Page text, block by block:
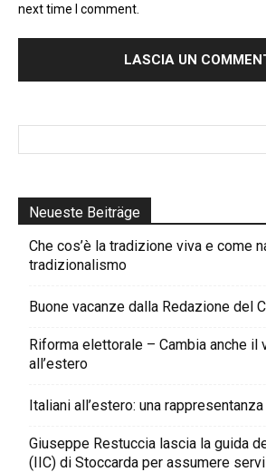
next time I comment.
Neueste Beiträge
Che cos’è la tradizione viva e come
tradizionalismo
Buone vacanze dalla Redazione del
Riforma elettorale – Cambia anche il
all’estero
Italiani all’estero: una
Giuseppe Restuccia lascia la guida
(IIC) di Stoccarda per assumere